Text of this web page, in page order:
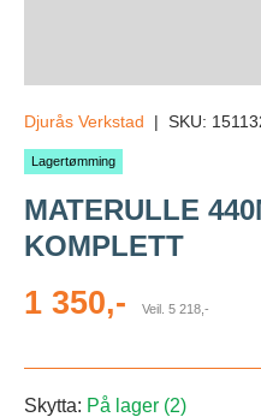
Djurås Verkstad | SKU:
Lagertømming
MATERULLE
KOMPLETT
Salgs pris
1 350,- Veil. 5 218,-
Skytta: På lager (2)